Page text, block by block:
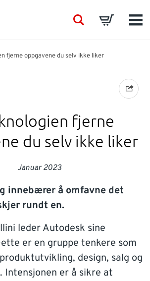
SearchBasket
fjerne oppgavene du selv ikke liker
fjerne
du selv ikke liker
Januar 2023
innebærer å omfavne det
rundt en.
leder Autodesk sine
er en gruppe tenkere som
design, salg og
Intensjonen er å sikre at